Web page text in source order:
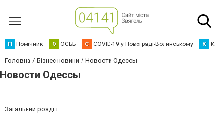
П Помічник О ОСББ C COVID-19 у Новограді-Волинському К
Головна Бізнес новини Новости Одессы
Новости Одессы
Загальний розділ